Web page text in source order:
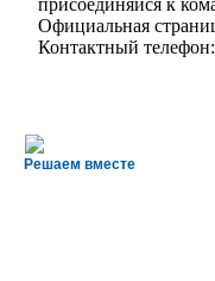
присоединяйся к
Официальная
Контактный телефон:
Решаем вместе